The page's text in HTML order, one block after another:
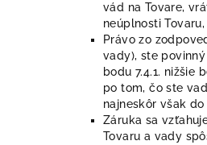
vád na Tovare,
neúplnosti
Právo zo
vady), ste
bodu 7.4.1. nižšie
po tom, čo ste
najneskôr však
Záruka sa
Tovaru a vady